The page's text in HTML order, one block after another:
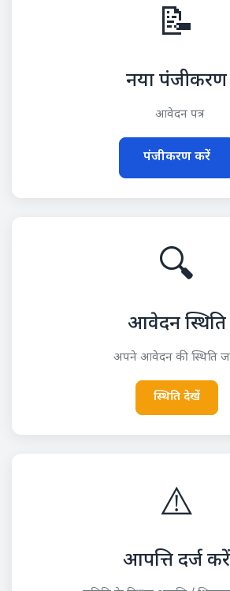
📝
नया पंजीकरण
आवेदन पत्र
पंजीकरण करें
🔍
आवेदन स्थिति
अपने आवेदन की स्थिति
स्थिति देखें
⚠️
आपत्ति दर्ज करें